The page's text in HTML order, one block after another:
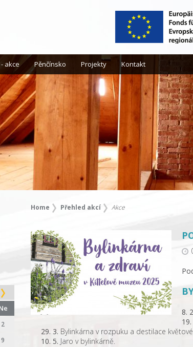
akce Pěnčínsko Projekty Kontakt
Home Přehled akcí Akce
8.
19.
29. 3. Bylinkárna v rozpuku a destilace
10. 5. Jaro v bylinkárně.
2
9